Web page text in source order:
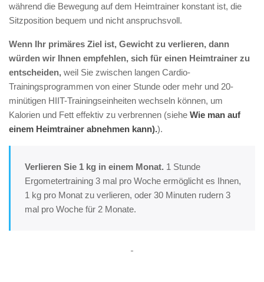
während die Bewegung auf dem Heimtrainer konstant ist, die
Sitzposition bequem und nicht anspruchsvoll.
Wenn Ihr primäres Ziel ist, Gewicht zu verlieren, dann
würden wir Ihnen empfehlen, sich für einen Heimtrainer zu
entscheiden, weil Sie zwischen langen Cardio-
Trainingsprogrammen von einer Stunde oder mehr und 20-
minütigen HIIT-Trainingseinheiten wechseln können, um
Kalorien und Fett effektiv zu verbrennen (siehe Wie man auf
einem Heimtrainer abnehmen kann).).
Verlieren Sie 1 kg in einem Monat. 1 Stunde
Ergometertraining 3 mal pro Woche ermöglicht es Ihnen,
1 kg pro Monat zu verlieren, oder 30 Minuten rudern 3
mal pro Woche für 2 Monate.